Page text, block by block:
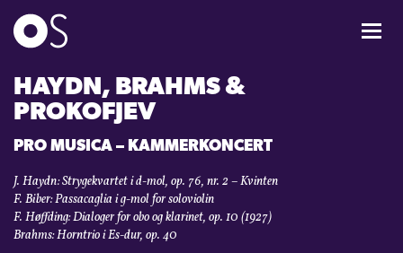
KONCERTER
BØRN & UNGE
HAYDN, BRAHMS &
PROKOFJEV
PRO MUSICA – KAMMERKONCERT
J. Haydn: Strygekvartet i d-mol, op. 76, nr. 2 – Kvinten
F. Biber: Passacaglia i g-mol for soloviolin
F. Høffding: Dialoger for obo og klarinet, op. 10 (1927)
Brahms: Horntrio i Es-dur, op. 40